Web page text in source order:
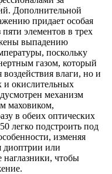
Дополнительной
придает особая
элементов в трех
выпадению
поскольку
газом, который
воздействия влаги, но и
и окислительных
механизм
маховиком,
в обеих оптических
легко подстроить под
изменяя
диоптрии или
чтобы